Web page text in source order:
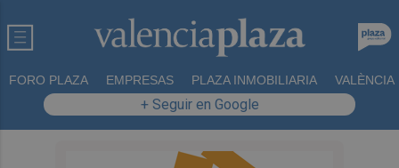
FORO PLAZA EMPRESAS PLAZA INMOBILIARIA VALÈNCIA
+ Seguir en Google